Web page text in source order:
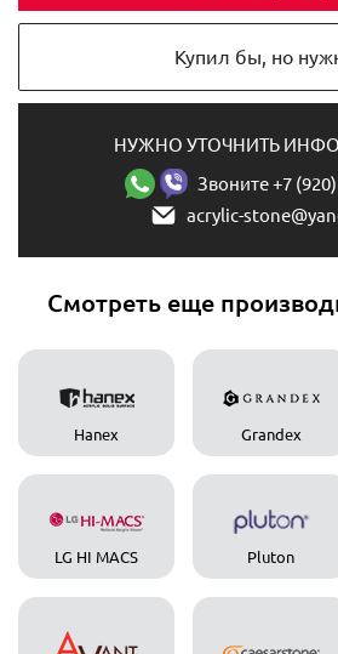
Купил бы, но
НУЖНО УТОЧНИТЬ
Звоните +7
acrylic-
Смотреть еще
Hanex Grandex
LG HI MACS Pluton